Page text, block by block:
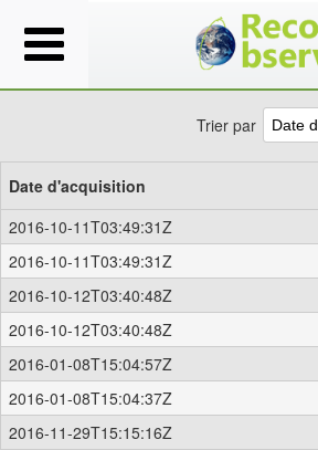
Trier par
Date d'acquisition
2016-10-11T03:49:31Z
2016-10-11T03:49:31Z
2016-10-12T03:40:48Z
2016-10-12T03:40:48Z
2016-01-08T15:04:57Z
2016-01-08T15:04:37Z
2016-11-29T15:15:16Z